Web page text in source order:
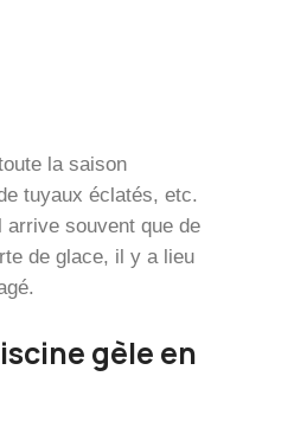
la saison
tuyaux éclatés, etc.
arrive souvent que de
de glace, il y a lieu
gèle en